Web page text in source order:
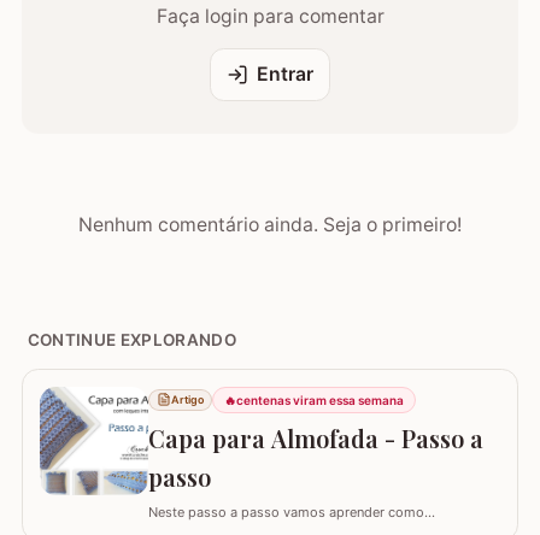
Faça login para comentar
Entrar
Nenhum comentário ainda. Seja o primeiro!
CONTINUE EXPLORANDO
Artigo 🔥centenas viram essa semana
Capa para Almofada - Passo a
passo
Neste passo a passo vamos aprender como